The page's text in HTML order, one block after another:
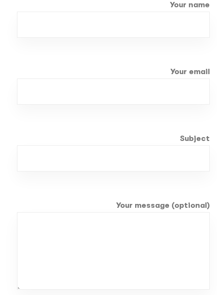
Your name
Your email
Subject
Your message (optional)